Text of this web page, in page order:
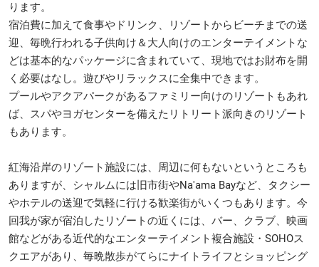
ります。
宿泊費に加えて食事やドリンク、リゾートからビーチまでの送
迎、毎晩行われる子供向け＆大人向けのエンターテイメントな
どは基本的なパッケージに含まれていて、現地ではお財布を開
く必要はなし。遊びやリラックスに全集中できます。
プールやアクアパークがあるファミリー向けのリゾートもあれ
ば、スパやヨガセンターを備えたリトリート派向きのリゾート
もあります。
紅海沿岸のリゾート施設には、周辺に何もないというところも
ありますが、シャルムには旧市街やNa'ama Bayなど、タクシー
やホテルの送迎で気軽に行ける歓楽街がいくつもあります。今
回我が家が宿泊したリゾートの近くには、バー、クラブ、映画
館などがある近代的なエンターテイメント複合施設・SOHOス
クエアがあり、毎晩散歩がてらにナイトライフとショッピング